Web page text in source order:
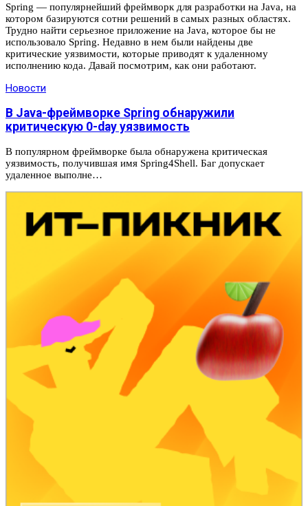
Spring — популярнейший фреймворк для разработки на Java, на
котором базируются сотни решений в самых разных областях.
Трудно найти серьезное приложение на Java, которое бы не
использовало Spring. Недавно в нем были найдены две
критические уязвимости, которые приводят к удаленному
исполнению кода. Давай посмотрим, как они работают.
Новости
В Java-фреймворке Spring обнаружили
критическую 0-day уязвимость
В популярном фреймворке была обнаружена критическая
уязвимость, получившая имя Spring4Shell. Баг допускает
удаленное выполне…